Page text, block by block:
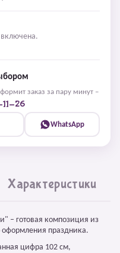
включена.
заказ за пару минут –
11-26
WhatsApp
Характеристики
– готовая композиция из
оформления праздника.
цифра 102 см,